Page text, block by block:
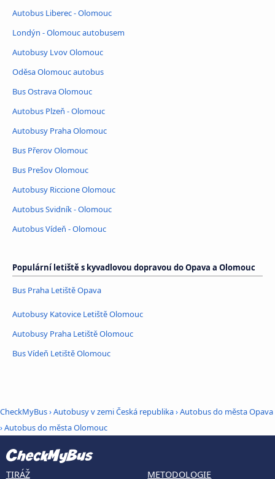
Autobus Liberec - Olomouc
Londýn - Olomouc autobusem
Autobusy Lvov Olomouc
Oděsa Olomouc autobus
Bus Ostrava Olomouc
Autobus Plzeň - Olomouc
Autobusy Praha Olomouc
Bus Přerov Olomouc
Bus Prešov Olomouc
Autobusy Riccione Olomouc
Autobus Svidník - Olomouc
Autobus Vídeň - Olomouc
Populární letiště s kyvadlovou dopravou do Opava a Olomouc
Bus Praha Letiště Opava
Autobusy Katovice Letiště Olomouc
Autobusy Praha Letiště Olomouc
Bus Vídeň Letiště Olomouc
CheckMyBus›Autobusy v zemi Česká republika›Autobus do města Opava
›Autobus do města Olomouc
TIRÁŽ METODOLOGIE